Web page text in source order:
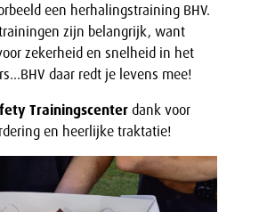
een herhalingstraining BHV.
zijn belangrijk, want
zekerheid en snelheid in het
daar redt je levens mee!
Trainingscenter dank voor
en heerlijke traktatie!